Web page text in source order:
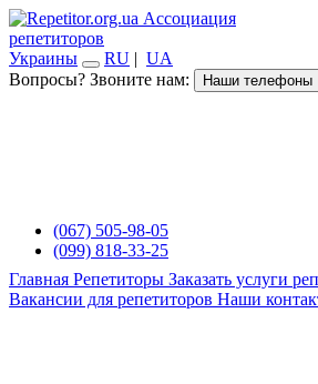
Ассоциация
репетиторов
Украины
RU | UA
Вопросы? Звоните нам:
Наши телефоны
(067) 505-98-05
(099) 818-33-25
Главная Репетиторы Заказать услуги
Вакансии для репетиторов Наши